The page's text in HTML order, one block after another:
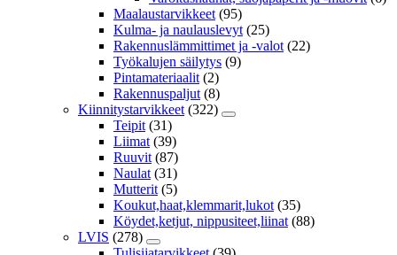
Maalaustarvikkeet (95)
Kulma- ja naulauslevyt (25)
Rakennuslämmittimet ja -valot (22)
Työkalujen säilytys (9)
Pintamateriaalit (2)
Rakennuspaljut (8)
Kiinnitystarvikkeet (322)
Teipit (31)
Liimat (39)
Ruuvit (87)
Naulat (31)
Mutterit (5)
Koukut,haat,klemmarit,lukot (35)
Köydet,ketjut, nippusiteet,liinat (88)
LVIS (278)